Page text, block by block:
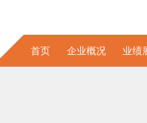
首页 企业概况 业绩